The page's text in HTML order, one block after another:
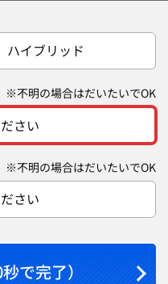
イブリッド
※不明の場合はだいたいでOK
さい
※不明の場合はだいたいでOK
さい
で完了）